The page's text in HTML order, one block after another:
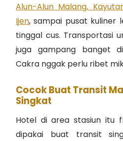
Alun-Alun Malang,
Ijen, sampai pusat kuliner
tinggal cus. Transportasi
juga gampang banget
Cakra nggak perlu ribet
Cocok Buat Transit
Singkat
Hotel di area stasiun itu
dipakai buat transit